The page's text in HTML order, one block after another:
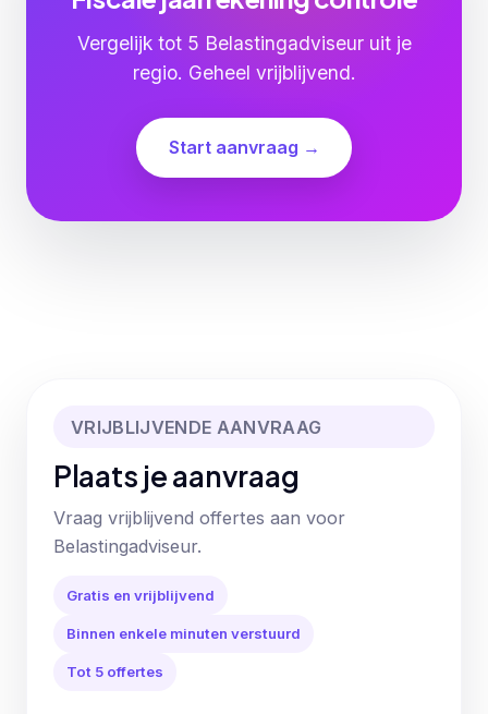
Vergelijk tot 5 Belastingadviseur uit je
regio. Geheel vrijblijvend.
Start aanvraag →
VRIJBLIJVENDE AANVRAAG
Plaats je aanvraag
Vraag vrijblijvend offertes aan voor
Belastingadviseur.
Gratis en vrijblijvend
Binnen enkele minuten verstuurd
Tot 5 offertes